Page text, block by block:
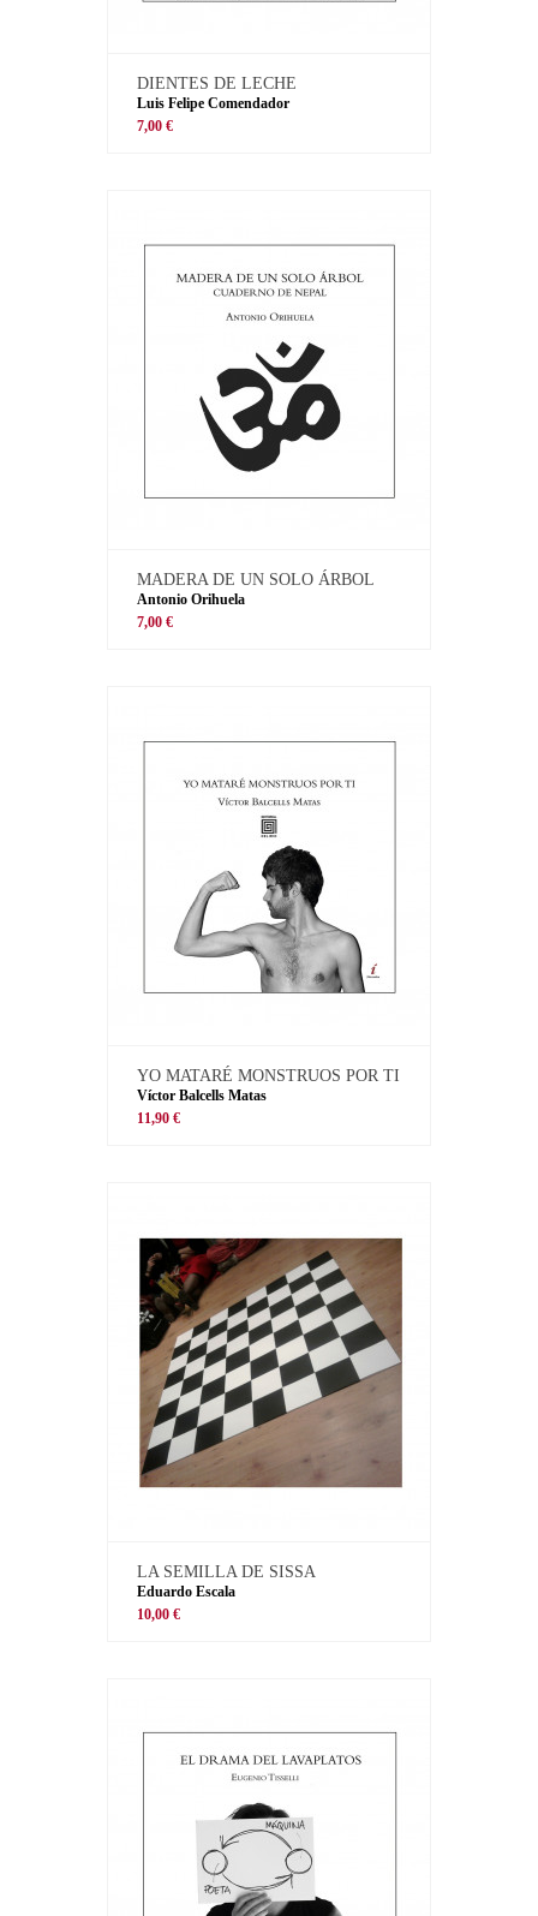
DIENTES DE LECHE
Luis Felipe Comendador
7,00 €
MADERA DE UN SOLO ÁRBOL
Antonio Orihuela
7,00 €
YO MATARÉ MONSTRUOS POR TI
Víctor Balcells Matas
11,90 €
LA SEMILLA DE SISSA
Eduardo Escala
10,00 €